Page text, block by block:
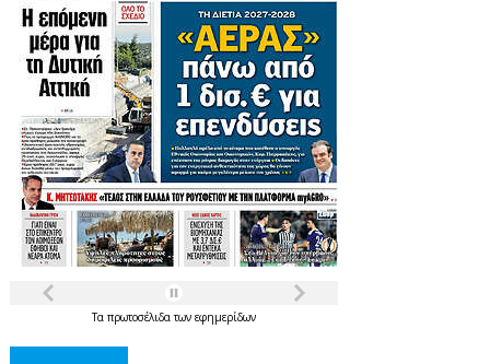
Τα πρωτοσέλιδατων εφημερίδων